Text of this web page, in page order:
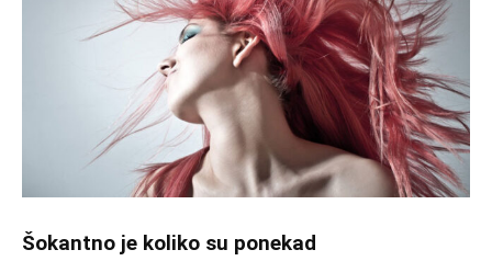
Šokantno je koliko su ponekad